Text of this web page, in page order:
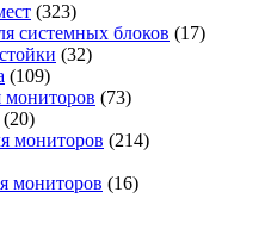
(323)
системных блоков (17)
(32)
(109)
мониторов (73)
(20)
мониторов (214)
мониторов (16)